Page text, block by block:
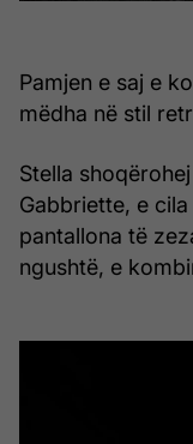
Pamjen e saj e
mëdha në stil
Stella
Gabbriette, e
pantallona të
ngushtë, e